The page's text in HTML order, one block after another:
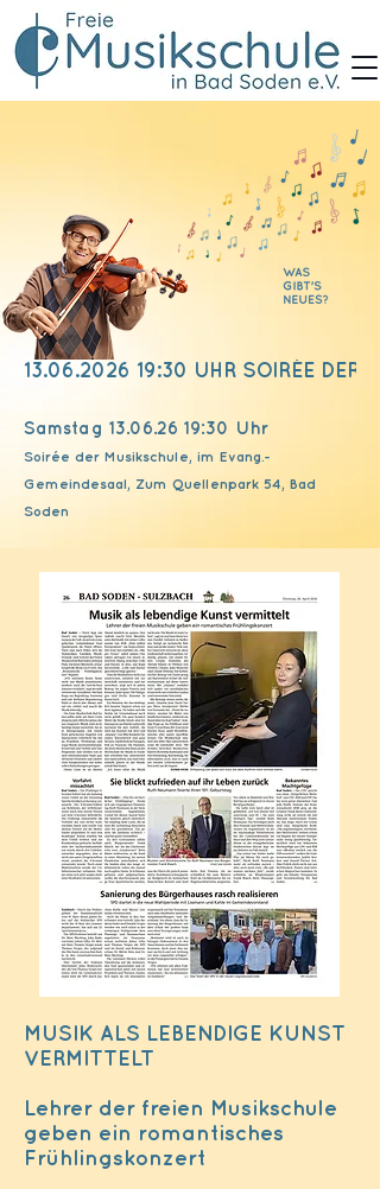
13.06.2026 19:30 UHR SOIRÉE DER
Samstag 13.06.26 19:30 Uhr
Soirée der Musikschule, im Evang.-
Gemeindesaal, Zum Quellenpark 54, Bad
Soden
MUSIK ALS LEBENDIGE KUNST
VERMITTELT
Lehrer der freien Musikschule
geben ein romantisches
Frühlingskonzert